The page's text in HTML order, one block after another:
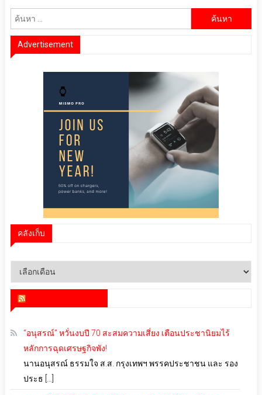
Advertisement
คลังเก็บ
คลัง
“อนุสรณ์” หวั่นงบปี 70 สะสมความเสี่ยง เตือนประชานิยมไร้
หลักการฉุดเศรษฐกิจพัง!
นานอนุสรณ์ ธรรมใจ ส.ส. กรุงเทพฯ พรรคประชาชน และ รอง
ประธ […]